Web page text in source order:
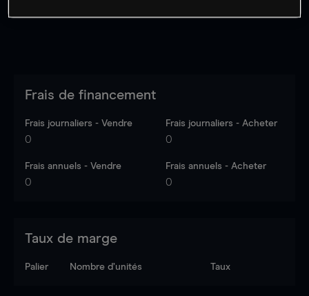
Frais de financement
Frais journaliers - Vendre
0
Frais journaliers - Acheter
0
Frais annuels - Vendre
0
Frais annuels - Acheter
0
Taux de marge
Palier Nombre d’unités Taux